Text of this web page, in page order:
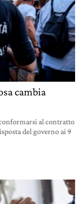
cambia
al contratto
del governo ai 9